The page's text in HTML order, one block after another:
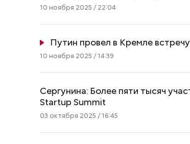
10 ноября 2025 / 22:04
Путин провел в Кремле
10 ноября 2025 / 14:39
Сергунина: Более пяти тысяч
Startup Summit
03 октября 2025 / 16:45
до 100 тысяч
кто может
и какие нужны
Как узнать, снесут ли
искать информацию и